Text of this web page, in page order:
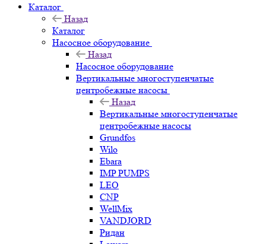
Каталог
Назад
Каталог
Насосное оборудование
Назад
Насосное оборудование
Вертикальные многоступенчатые
центробежные насосы
Назад
Вертикальные многоступенчатые
центробежные насосы
Grundfos
Wilo
Ebara
IMP PUMPS
LEO
CNP
WellMix
VANDJORD
Ридан